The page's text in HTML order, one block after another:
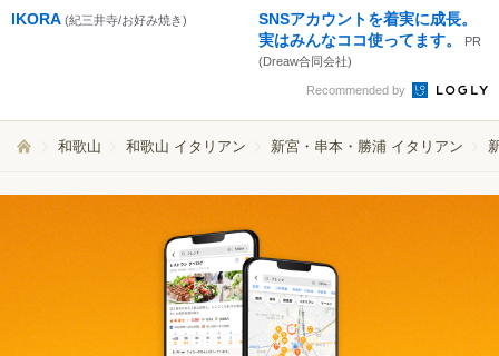
IKORA (紀三井寺/お好み焼き)
SNSアカウントを着実に成長。
実はみんなココ使ってます。
PR
(Dreaw合同会社)
Recommended by
和歌山 和歌山 イタリアン 新宮・串本・勝浦 イタリアン